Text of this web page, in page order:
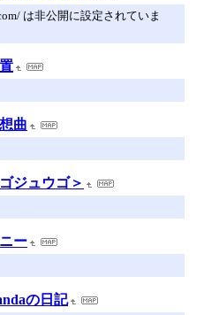
は非公開に設定されていま
曲
ジュウゴ＞
ー
の日記